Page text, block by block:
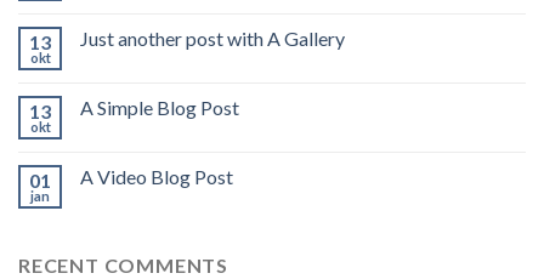
13
okt
Just another post with A Gallery
13
okt
A Simple Blog Post
01
jan
A Video Blog Post
RECENT COMMENTS